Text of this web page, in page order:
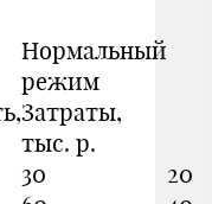
Нормальный
режим
Затраты,
тыс. р.
30
20